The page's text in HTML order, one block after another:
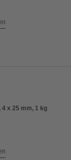
x 25 mm, 1 kg